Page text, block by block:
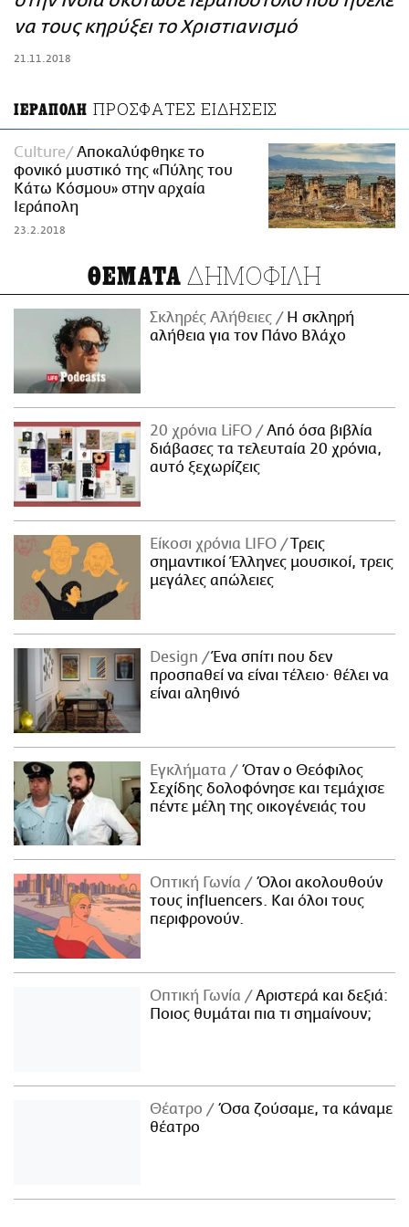
ΑΜΠΑ
να τους κηρύξει το Χριστιανισμό
21.11.2018
ΙΕΡΑΠΟΛΗ ΠΡΟΣΦΑΤΕΣ ΕΙΔΗΣΕΙΣ
Culture
Αποκαλύφθηκε το
φονικό μυστικό της «Πύλης του
Κάτω Κόσμου» στην αρχαία
Ιεράπολη
23.2.2018
ΘΕΜΑΤΑ ΔΗΜΟΦΙΛΗ
Σκληρές Αλήθειες
H σκληρή
αλήθεια για τον Πάνο Βλάχο
20 χρόνια LiFO
Από όσα βιβλία
διάβασες τα τελευταία 20 χρόνια,
αυτό ξεχωρίζεις
Είκοσι χρόνια LIFO
Tρεις
σημαντικοί Έλληνες μουσικοί, τρεις
μεγάλες απώλειες
Design
Ένα σπίτι που δεν
προσπαθεί να είναι τέλειο· θέλει να
είναι αληθινό
Εγκλήματα
Όταν ο Θεόφιλος
Σεχίδης δολοφόνησε και τεμάχισε
πέντε μέλη της οικογένειάς του
Οπτική Γωνία
Όλοι ακολουθούν
τους influencers. Και όλοι τους
περιφρονούν.
Οπτική Γωνία
Αριστερά και δεξιά:
Ποιος θυμάται πια τι σημαίνουν;
Θέατρο
Όσα ζούσαμε, τα κάναμε
θέατρο